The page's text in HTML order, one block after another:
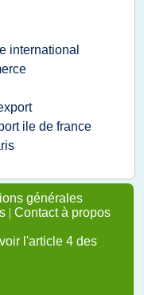
international
ile de france
générales
| Contact à propos
l'article 4 des